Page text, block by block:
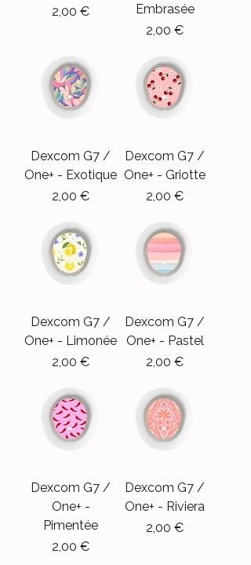
Precio
2,00 €
Embrasée
Precio
2,00 €
Dexcom G7 /
One+ - Exotique
Precio
2,00 €
Dexcom G7 /
One+ - Griotte
Precio
2,00 €
Dexcom G7 /
One+ - Limonée
Precio
2,00 €
Dexcom G7 /
One+ - Pastel
Precio
2,00 €
Dexcom G7 /
One+ -
Pimentée
Precio
2,00 €
Dexcom G7 /
One+ - Riviera
Precio
2,00 €